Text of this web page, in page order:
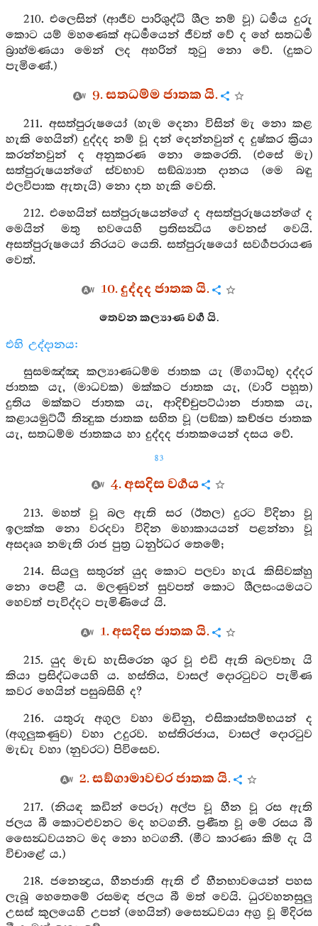
210. එලෙසින් (ආජීව පාරිශුද්ධි ශීල නම් වූ) ධර්‍මය දුරු
කොට යම් මහණෙක් අධර්‍මයෙන් ජීවත් වේ ද හේ සතධර්‍ම
බ්‍රාහ්මණයා මෙන් ලද අහරින් තුටු නො වේ. (දුකට
පැමිණේ.)
9. සතධම්ම ජාතක යි.
211. අසත්පුරුෂයෝ (හැම දෙනා විසින් මැ නො කළ
හැකි හෙයින්) දුද්දද නම් වූ දන් දෙන්නවුන් ද දුෂ්කර ක්‍රියා
කරන්නවුන් ද අනුකරණ නො කෙරෙති. (එසේ මැ)
සත්පුරුෂයන්ගේ ස්වභාව සඞ්ඛ්‍යාත දානය (මෙ බඳු
ඵලවිපාක ඇතැයි) නො දත හැකි වෙති.
212. එහෙයින් සත්පුරුෂයන්ගේ ද අසත්පුරුෂයන්ගේ ද
මෙයින් මතු භවයෙහි ප්‍රතිසන්‍ධිය වෙනස් වෙයි.
අසත්පුරුෂයෝ නිරයට යෙති. සත්පුරුෂයෝ සවර්‍ගපරායණ
වෙත්.
10. දුද්දද ජාතක යි.
තෙවන කල්‍යාණ වර්‍ග යි.
එහි උද්දානය:
සුසමඤ්ඤ කල්‍යාණධම්ම ජාතක යැ (මිගාධිභූ) දද්දර
ජාතක යැ, (මාධවක) මක්කට ජාතක යැ, (වාරි පහූත)
දුතිය මක්කට ජාතක යැ, ආදිච්චුපට්ඨාන ජාතක යැ,
කළායමුට්ඨි තින්‍දුක ජාතක සහිත වූ (පඞ්ක) කච්ඡප ජාතක
යැ, සතධම්ම ජාතකය හා දුද්දද ජාතකයෙන් දසය වේ.
83
4. අසදිස වර්‍ගය
213. මහත් වූ බල ඇති සර (ඊතල) දුරට විදිනා වූ
ඉලක්ක නො වරදවා විදින මහාකායයන් පළන්නා වූ
අසදෘශ නමැති රාජ පුත්‍ර ධනුර්ධර තෙමේ;
214. සියලු සතුරන් යුද කොට පලවා හැරැ කිසිවක්හු
නො පෙළී ය. මලණුවන් සුවපත් කොට ශීලසංයමයට
හෙවත් පැවිද්දට පැමිණියේ යි.
1. අසදිස ජාතක යි.
215. යුද මැඩ හැසිරෙන ශූර වූ එඩි ඇති බලවතැ යි
කියා ප්‍රසිද්ධයෙහි ය. හස්තිය, වාසල් දොරටුවට පැමිණ
කවර හෙයින් පසුබසිහි ද?
216. යතුරු අගුල වහා මඩිනු, එසිකාස්තම්භයන් ද
(අගුලුකණුව) වහා උදුරව. හස්තිරජාය, වාසල් දොරටුව
මැඩැ වහා (නුවරට) පිවිසෙව.
2. සඞ්ගාමාවචර ජාතක යි.
217. (නියඳ කඩින් පෙරූ) අල්ප වූ හීන වූ රස ඇති
ජලය බී කොටළුවනට මද හටගනී. ප්‍රණීත වූ මේ රසය බී
සෛන්‍ධවයනට මද නො හටගනී. (මීට කාරණා කිම් දැ යි
විචාළේ ය.)
218. ජනෙන්‍ද්‍රය, හීනජාති ඇති ඒ හීනභාවයෙන් පහස
ලැබූ හෙතෙමේ රසමඳ ජලය බී මත් වෙයි. ධුරවහනසුලු
උසස් කුලයෙහි උපන් (හෙයින්) සෛන්‍ධවයා අග්‍ර වූ මිදිරස